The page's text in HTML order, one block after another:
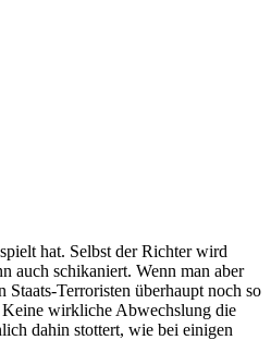
hat. Selbst der Richter wird
auch schikaniert. Wenn man aber
Terroristen überhaupt noch so
Keine wirkliche Abwechslung die
dahin stottert, wie bei einigen